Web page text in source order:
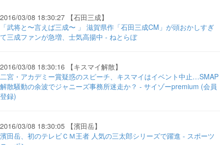
2016/03/08 18:30:27 【石田三成】
「武将と〜言えば三成〜 」 滋賀県作「石田三成CM」が頭おかしすぎ
て三成ファンが急増、士気高揚中 - ねとらぼ
2016/03/08 18:30:16 【キスマイ解散】
二宮・アカデミー賞疑惑のスピーチ、キスマイはイベント中止…SMAP
解散騒動の余波でジャニーズ事務所迷走か？ - サイゾーpremium (会員
登録)
2016/03/08 18:30:05 【濱田岳】
濱田岳、初のテレビＣＭ王者 人気の三太郎シリーズで躍進 - スポーツ